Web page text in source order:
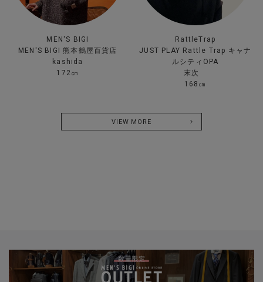
MEN'S BIGI
MEN'S BIGI 熊本鶴屋百貨店
kashida
172㎝
RattleTrap
JUST PLAY Rattle Trap キャナ
ルシティOPA
末次
168㎝
VIEW MORE